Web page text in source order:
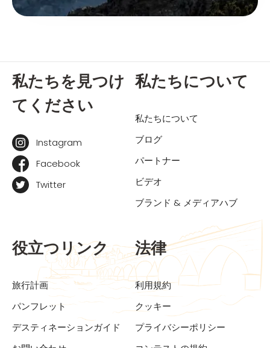
私たちを見つけ
てください
Instagram
Facebook
Twitter
私たちについて
私たちについて
ブログ
パートナー
ビデオ
ブランド & メディアハブ
役立つリンク
旅行計画
パンフレット
デスティネーションガイド
法律
利用規約
クッキー
プライバシーポリシー